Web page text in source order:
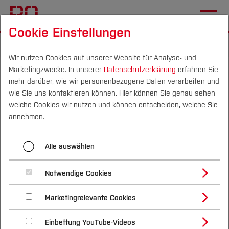
Campus Personen DE|EN Quicklinks
Studium
Studienangebote
Bachelorstudiengänge
Masterstudiengänge
Vor dem Studium
Bewerben & Einschreiben
Bewerbungsportal
Im Studium
Studienbüros und Prüfungen
Nach dem Studium
Forschung & Transfer
Profil
Forschungs- und Transferprofil
Schwerpunkte (FuT)
Beratung & Förderung
Nachhaltigkeit
Nachhaltigkeit studieren
International
MUHR · Urban Health im
Ruhrgebiet
Eine Machbarkeitsstudie
'Urban Health im Ruhrgebiet – eine
Machbarkeitsstudie' ist ein transdisziplinäres
Forschungsprojekt im Themenfeld
StadtGesundheit mit dem gesellschaftlich
Cookie Einstellungen
Wir nutzen Cookies auf unserer Website für Analyse- und
Marketingzwecke. In unserer Datenschutzerklärung erfahren Sie
mehr darüber, wie wir personenbezogene Daten verarbeiten und
wie Sie uns kontaktieren können. Hier können Sie genau sehen
welche Cookies wir nutzen und können entscheiden, welche Sie
annehmen.
Alle auswählen
Notwendige Cookies
Marketingrelevante Cookies
Einbettung YouTube-Videos